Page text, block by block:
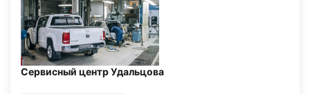
Сервисный центр Удальцова